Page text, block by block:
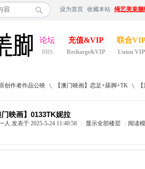
设为首页 收藏本站 绳艺美束
论坛
BBS
充值&VIP
Recharge&VIP
联合
Union VIP
创作者作品公映
›
【澳门映画】恋足+舔脚+TK
›
门映画】0133TK妮拉
人 发表于 2025-5-24 11:40:58 显示全部楼层 阅读